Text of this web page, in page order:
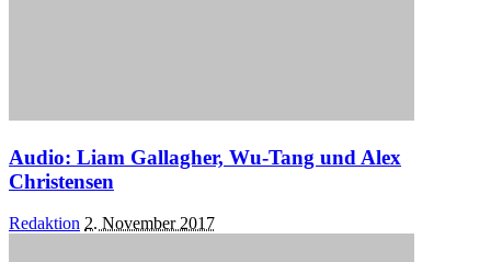
Audio: Liam Gallagher, Wu-Tang und Alex
Christensen
Posted
Redaktion 2. November 2017